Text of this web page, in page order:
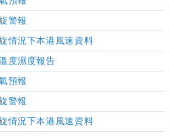
警報
情況下本港風速資料
度濕度報告
預報
警報
情況下本港風速資料